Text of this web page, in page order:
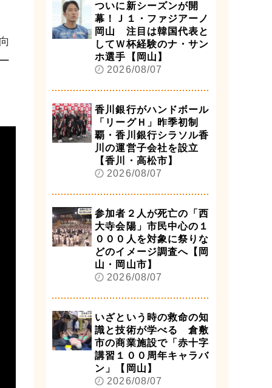
ついに新シーズンが開
幕！Ｊ１・ファジアーノ
岡山 注目は韓国代表と
してＷ杯経験のナ・サン
ホ選手【岡山】
2026/08/07
香川銀行がハンドボール
「リーグＨ」昨季初制
覇・香川銀行シラソル香
川の運営子会社を設立
【香川・高松市】
2026/08/07
参加者２人が死亡の「西
大寺会陽」市民中心の１
０００人を対象に祭りな
どのイメージ調査へ【岡
山・岡山市】
2026/08/07
いざという時の救命の知
識と技術が学べる 倉敷
市の商業施設で「赤十字
講習１００周年キャラバ
ン」【岡山】
2026/08/07